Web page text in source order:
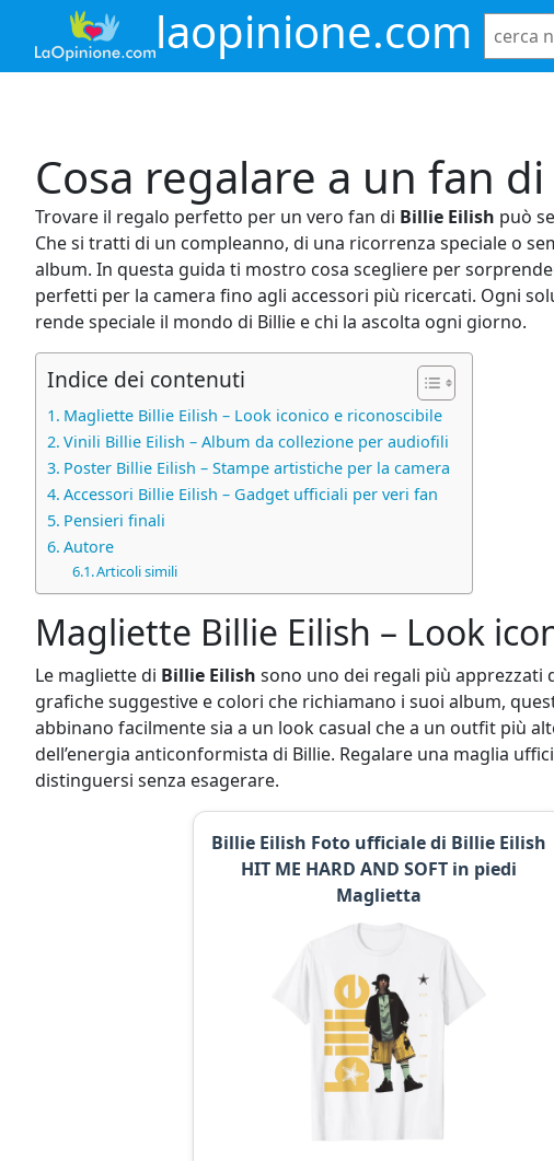
contenuto
laopinione.com
Cosa regalare a un fan
Trovare il regalo perfetto per un vero fan di Billie Eilish può
Che si tratti di un compleanno, di una ricorrenza speciale o
album. In questa guida ti mostro cosa scegliere per
perfetti per la camera fino agli accessori più ricercati. Ogni
rende speciale il mondo di Billie e chi la ascolta ogni giorno.
Indice dei contenuti
Magliette Billie Eilish – Look iconico e riconoscibile
Vinili Billie Eilish – Album da collezione per audiofili
Poster Billie Eilish – Stampe artistiche per la camera
Accessori Billie Eilish – Gadget ufficiali per veri fan
Pensieri finali
Autore
Articoli simili
Magliette Billie Eilish – Look
Le magliette di Billie Eilish sono uno dei regali più apprezzati
grafiche suggestive e colori che richiamano i suoi album,
abbinano facilmente sia a un look casual che a un outfit più
dell’energia anticonformista di Billie. Regalare una maglia
distinguersi senza esagerare.
Billie Eilish Foto ufficiale di Billie Eilish
HIT ME HARD AND SOFT in piedi
Maglietta